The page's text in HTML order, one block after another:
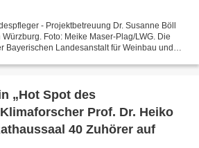
- Projektbetreuung Dr. Susanne Böll
Foto: Meike Maser-Plag/LWG. Die
Bayerischen Landesanstalt für Weinbau und
„Hot Spot des
Prof. Dr. Heiko
40 Zuhörer auf